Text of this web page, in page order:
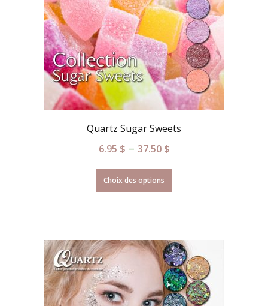
Quartz Sugar Sweets
6.95 $ – 37.50 $
Choix des options